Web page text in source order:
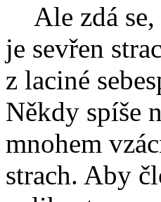
Ale zdá se,
je sevřen
z laciné
Někdy spíše
mnohem
strach. Aby